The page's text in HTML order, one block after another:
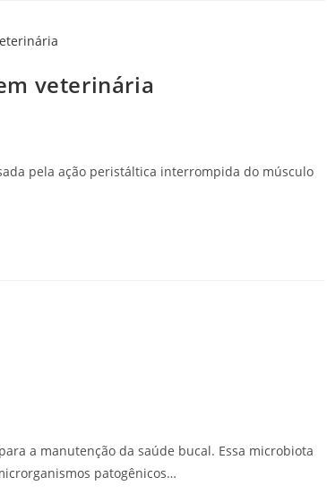
veterinária
pela ação peristáltica interrompida do músculo
a manutenção da saúde bucal. Essa microbiota
patogênicos…